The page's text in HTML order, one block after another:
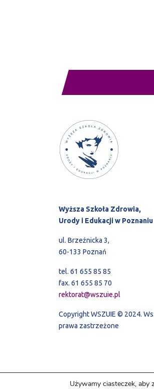
Wyższa Szkoła Zdrowia,
Urody i Edukacji w Poznaniu
ul. Brzeźnicka 3,
60-133 Poznań
tel. 61 655 85 85
fax. 61 655 85 70
rektorat@wszuie.pl
Copyright WSZUIE © 2024.
prawa zastrzeżone
Używamy ciasteczek, aby